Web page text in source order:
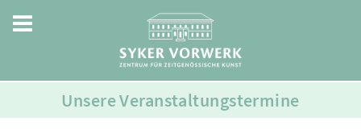
Unsere Veranstaltungstermine